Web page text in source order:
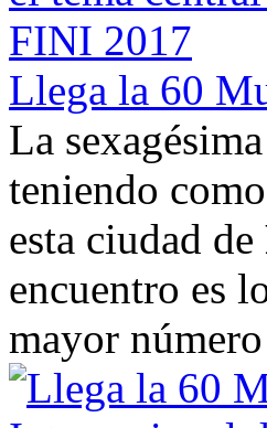
Llega la 60
La
teniendo
esta ciudad de
encuentro es
mayor